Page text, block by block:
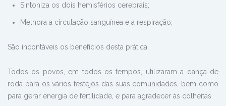
Sintoniza os dois hemisférios cerebrais;
Melhora a circulação sanguínea e a respiração;
São incontáveis os benefícios desta prática.
Todos os povos, em todos os tempos, utilizaram a dança de
roda para os vários festejos das suas comunidades, bem como
para gerar energia de fertilidade, e para agradecer às colheitas.